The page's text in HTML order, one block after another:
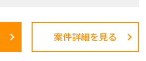
案件詳細を見る